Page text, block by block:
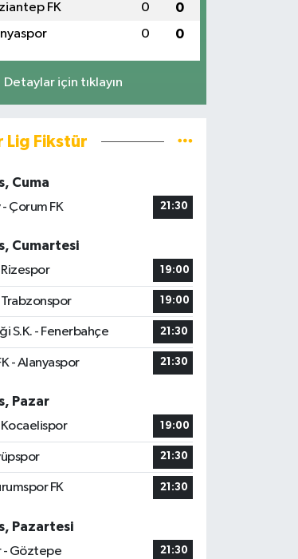
FK 0 0
0 0
Detaylar için tıklayın
Lig Fikstür
Cuma
Çorum FK
21:30
Cumartesi
19:00
Trabzonspor 19:00
S.K. - Fenerbahçe 21:30
- Alanyaspor 21:30
Pazar
Kocaelispor
19:00
21:30
FK 21:30
Pazartesi
- Göztepe
21:30